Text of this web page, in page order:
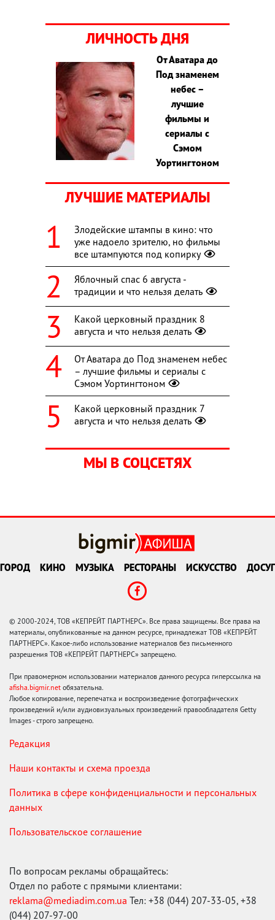
ЛИЧНОСТЬ ДНЯ
От Аватара до
Под знаменем
небес –
лучшие
фильмы и
сериалы с
Сэмом
Уортингтоном
ЛУЧШИЕ МАТЕРИАЛЫ
Злодейские штампы в кино: что
уже надоело зрителю, но фильмы
все штампуются под копирку
Яблочный спас 6 августа -
традиции и что нельзя делать
Какой церковный праздник 8
августа и что нельзя делать
От Аватара до Под знаменем небес
– лучшие фильмы и сериалы с
Сэмом Уортингтоном
Какой церковный праздник 7
августа и что нельзя делать
МЫ В СОЦСЕТЯХ
ГОРОД КИНО МУЗЫКА РЕСТОРАНЫ ИСКУССТВО ДОСУГ
© 2000-2024, ТОВ «КЕПРЕЙТ ПАРТНЕРС». Все права защищены. Все права на
материалы, опубликованные на данном ресурсе, принадлежат ТОВ «КЕПРЕЙТ
ПАРТНЕРС». Какое-либо использование материалов без письменного
разрешения ТОВ «КЕПРЕЙТ ПАРТНЕРС» запрещено.
При правомерном использовании материалов данного ресурса гиперссылка на
afisha.bigmir.net обязательна.
Любое копирование, перепечатка и воспроизведение фотографических
произведений и/или аудиовизуальных произведений правообладателя Getty
Images - строго запрещено.
Редакция
Наши контакты и схема проезда
Политика в сфере конфиденциальности и персональных
данных
Пользовательское соглашение
По вопросам рекламы обращайтесь:
Отдел по работе с прямыми клиентами:
reklama@mediadim.com.ua Тел: +38 (044) 207-33-05, +38
(044) 207-97-00